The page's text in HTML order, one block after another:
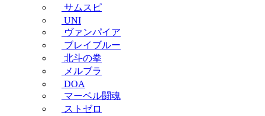
サムスピ
UNI
ヴァンパイア
ブレイブルー
北斗の拳
メルブラ
DOA
マーベル闘魂
ストゼロ